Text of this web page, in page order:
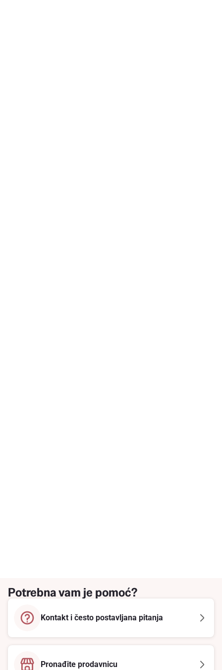
Potrebna vam je pomoć?
Kontakt i često postavljana pitanja
Pronađite prodavnicu